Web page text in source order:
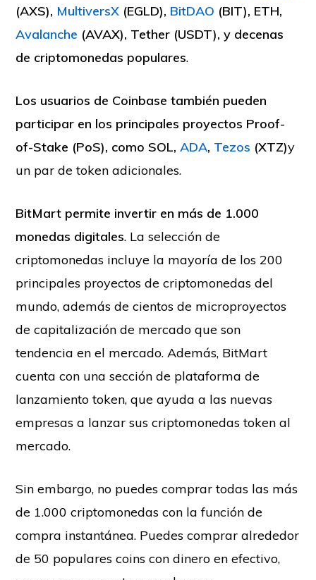
(AXS), MultiversX (EGLD), BitDAO (BIT), ETH,
Avalanche (AVAX), Tether (USDT), y decenas
de criptomonedas populares.
Los usuarios de Coinbase también pueden
participar en los principales proyectos Proof-
of-Stake (PoS), como SOL,ADA, Tezos (XTZ)y
un par de token adicionales.
BitMart permite invertir en más de 1.000
monedas digitales. La selección de
criptomonedas incluye la mayoría de los 200
principales proyectos de criptomonedas del
mundo, además de cientos de microproyectos
de capitalización de mercado que son
tendencia en el mercado. Además, BitMart
cuenta con una sección de plataforma de
lanzamiento token, que ayuda a las nuevas
empresas a lanzar sus criptomonedas token al
mercado.
Sin embargo, no puedes comprar todas las más
de 1.000 criptomonedas con la función de
compra instantánea. Puedes comprar alrededor
de 50 populares coins con dinero en efectivo,